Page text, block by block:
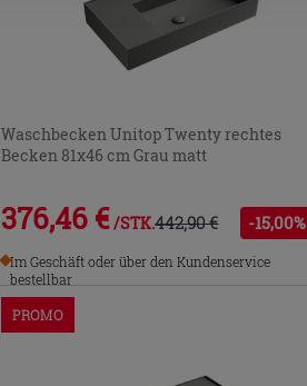
Waschbecken Unitop Twenty rechtes
Becken 81x46 cm Grau matt
376,46 € /STK.442,90 € -15,00%
Im Geschäft oder über den Kundenservice
bestellbar
PROMO